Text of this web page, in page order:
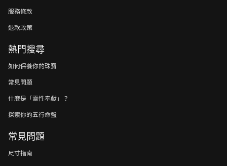
服務條款
退款政策
熱門搜尋
如何保養你的珠寶
常見問題
什麼是「靈性奉獻」？
探索你的五行命盤
常見問題
尺寸指南